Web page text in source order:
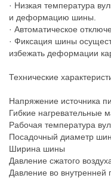
· Низкая температура
и деформацию шины.
· Автоматическое
· Фиксация шины
избежать деформации
Технические
Напряжение
Гибкие
Рабочая температура
Посадочный
Ширина
Давление сжатого
Давление во